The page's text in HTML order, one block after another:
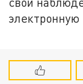
электронную